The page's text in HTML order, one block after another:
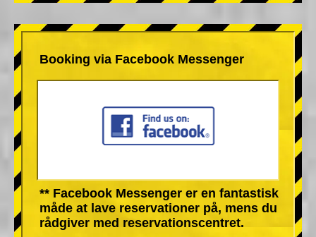
Booking via Facebook Messenger
** Facebook Messenger er en fantastisk
måde at lave reservationer på, mens du
rådgiver med reservationscentret.